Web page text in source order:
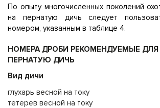
По опыту многочисленных поколений
на пернатую дичь следует
номером, указанным в таблице 4.
НОМЕРА ДРОБИ РЕКОМЕНДУЕМЫЕ
ПЕРНАТУЮ ДИЧЬ
Вид дичи
глухарь весной на току
тетерев весной на току